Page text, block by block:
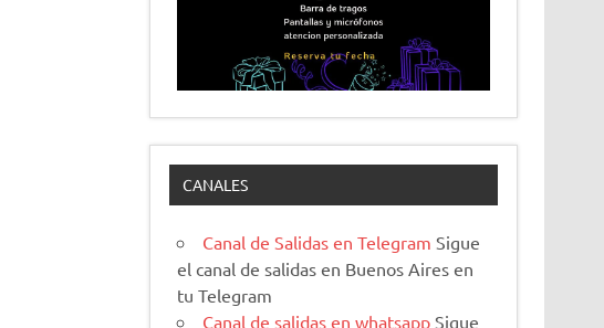
CANALES
Canal de Salidas en Telegram Sigue
el canal de salidas en Buenos Aires en
tu Telegram
Canal de salidas en whatsapp Sigue